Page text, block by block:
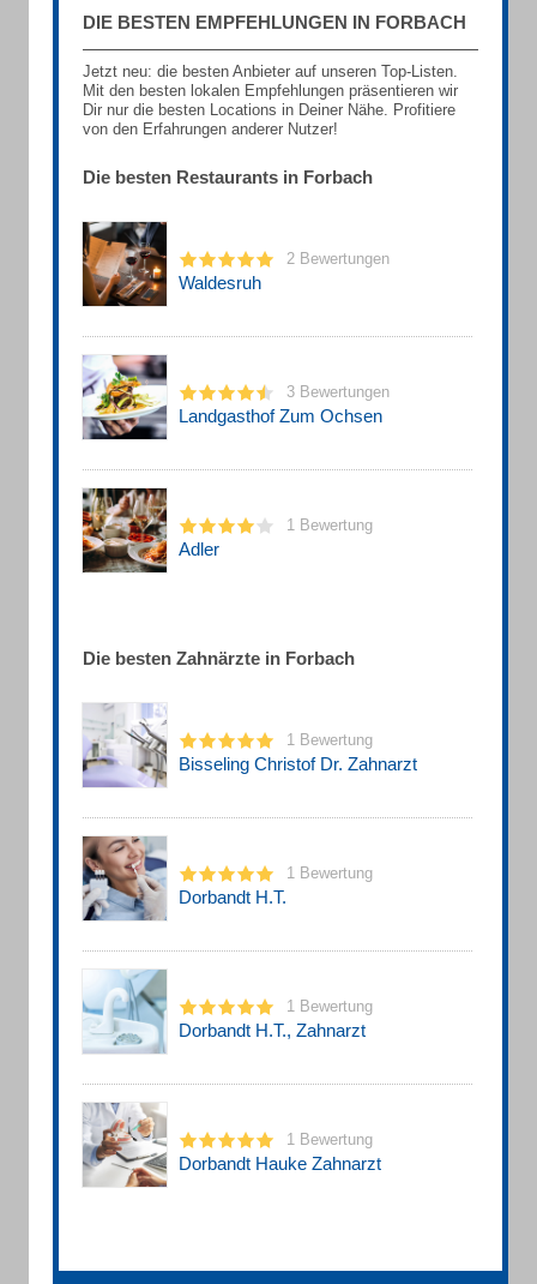
DIE BESTEN EMPFEHLUNGEN IN FORBACH
Jetzt neu: die besten Anbieter auf unseren Top-Listen.
Mit den besten lokalen Empfehlungen präsentieren wir
Dir nur die besten Locations in Deiner Nähe. Profitiere
von den Erfahrungen anderer Nutzer!
Die besten Restaurants in Forbach
2 Bewertungen
Waldesruh
3 Bewertungen
Landgasthof Zum Ochsen
1 Bewertung
Adler
Die besten Zahnärzte in Forbach
1 Bewertung
Bisseling Christof Dr. Zahnarzt
1 Bewertung
Dorbandt H.T.
1 Bewertung
Dorbandt H.T., Zahnarzt
1 Bewertung
Dorbandt Hauke Zahnarzt